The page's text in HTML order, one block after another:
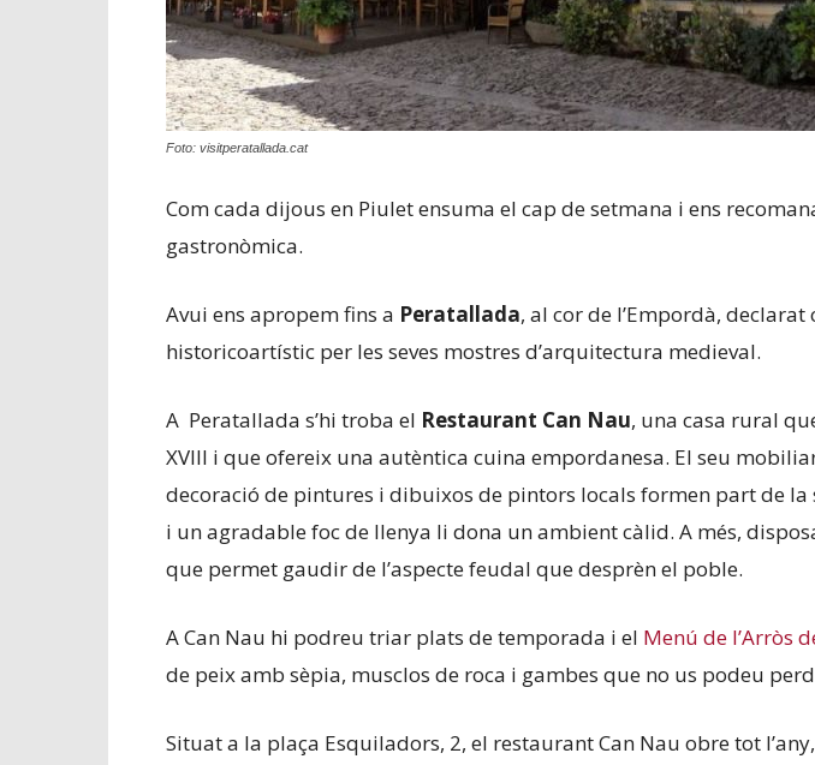
Foto: visitperatallada.cat
Com cada dijous en Piulet ensuma el cap de setmana i ens
gastronòmica.
Avui ens apropem fins a Peratallada, al cor de l’Empordà, declarat
historicoartístic per les seves mostres d’arquitectura medieval.
A Peratallada s’hi troba el Restaurant Can Nau, una casa rural
XVIII i que ofereix una autèntica cuina empordanesa. El seu
decoració de pintures i dibuixos de pintors locals formen part de la
i un agradable foc de llenya li dona un ambient càlid. A més,
que permet gaudir de l’aspecte feudal que desprèn el poble.
A Can Nau hi podreu triar plats de temporada i el Menú de l’Arròs
de peix amb sèpia, musclos de roca i gambes que no us podeu
Situat a la plaça Esquiladors, 2, el restaurant Can Nau obre tot